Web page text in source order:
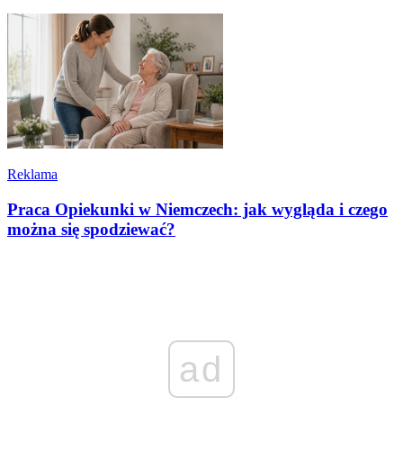
Reklama
Praca Opiekunki w Niemczech: jak wygląda i czego
można się spodziewać?
ad